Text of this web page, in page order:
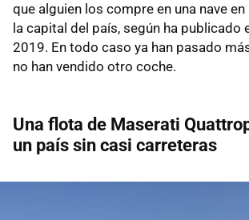
que alguien los compre en una nave
la capital del país, según ha publicado
2019. En todo caso ya han pasado
no han vendido otro coche.
Una flota de Maserati
un país sin casi carreteras